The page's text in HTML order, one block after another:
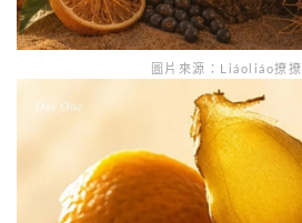
圖片來源：Liáoliáo撩撩